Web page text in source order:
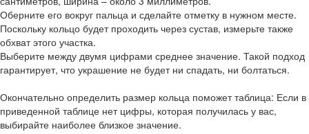
Оберните его вокруг пальца и сделайте отметку в нужном месте.
Поскольку кольцо будет проходить через сустав, измерьте также
обхват этого участка.
Выберите между двумя цифрами среднее значение. Такой подход
гарантирует, что украшение не будет ни спадать, ни болтаться.
Окончательно определить размер кольца поможет таблица: Если в
приведенной таблице нет цифры, которая получилась у вас,
выбирайте наиболее близкое значение.